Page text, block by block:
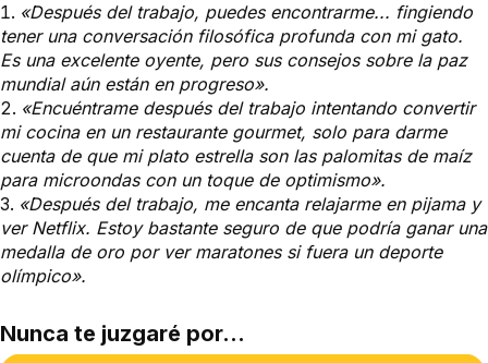
«Después del trabajo, puedes encontrarme... fingiendo
tener una conversación filosófica profunda con mi gato.
Es una excelente oyente, pero sus consejos sobre la paz
mundial aún están en progreso».
«Encuéntrame después del trabajo intentando convertir
mi cocina en un restaurante gourmet, solo para darme
cuenta de que mi plato estrella son las palomitas de maíz
para microondas con un toque de optimismo».
«Después del trabajo, me encanta relajarme en pijama y
ver Netflix. Estoy bastante seguro de que podría ganar una
medalla de oro por ver maratones si fuera un deporte
olímpico».
Nunca te juzgaré por...